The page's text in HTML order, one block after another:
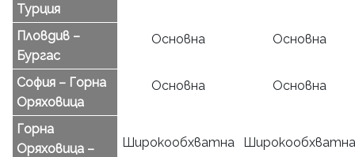
Турция
Пловдив –
Бургас
Основна Основна
София – Горна
Оряховица
Основна Основна
Горна
Оряховица –
Широкообхватна Широкообхватна